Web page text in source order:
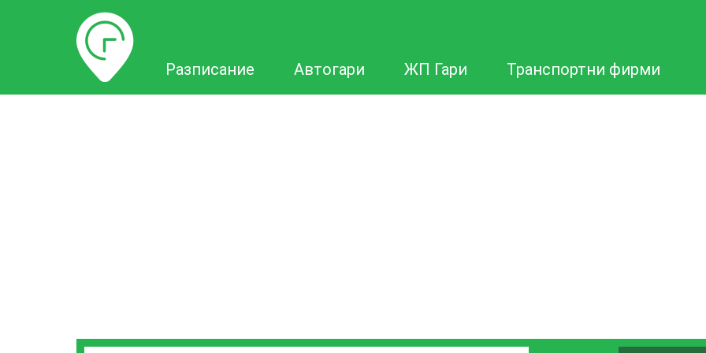
Разписание
Разписание Автогари ЖП Гари Транспортни фирми